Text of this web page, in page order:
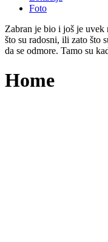
Foto
Zabran je bio i još je uvek
što su radosni, ili zato što
da se odmore. Tamo su
Home